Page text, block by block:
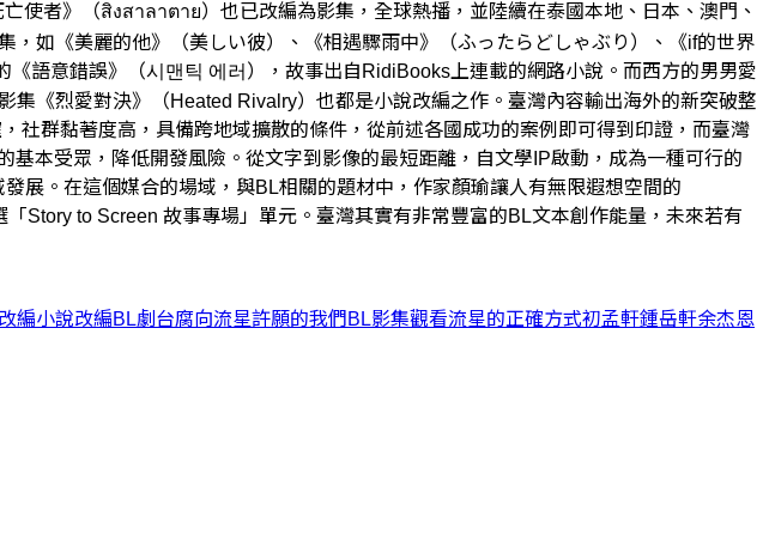
者》（สิงสาลาตาย）也已改編為影集，全球熱播，並陸續在泰國本地、日本、澳門、
如《美麗的他》（美しい彼）、《相遇驟雨中》（ふったらどしゃぶり）、《if的世界
語意錯誤》（시맨틱 에러），故事出自RidiBooks上連載的網路小說。而西方的男男愛
《烈愛對決》（Heated Rivalry）也都是小說改編之作。臺灣內容輸出海外的新突破整
群黏著度高，具備跨地域擴散的條件，從前述各國成功的案例即可得到印證，而臺灣
本受眾，降低開發風險。從文字到影像的最短距離，自文學IP啟動，成為一種可行的
展。在這個媒合的場域，與BL相關的題材中，作家顏瑜讓人有無限遐想空間的
Story to Screen 故事專場」單元。臺灣其實有非常豐富的BL文本創作能量，未來若有
改編小說改編BL劇 台腐向流星許願的我們 BL影集觀看流星的正確方式初孟軒鍾岳軒余杰恩